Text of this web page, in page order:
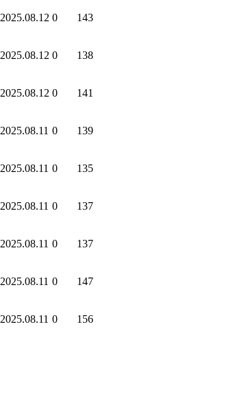
2025.08.12 0 143
2025.08.12 0 138
2025.08.12 0 141
2025.08.11 0 139
2025.08.11 0 135
2025.08.11 0 137
2025.08.11 0 137
2025.08.11 0 147
2025.08.11 0 156